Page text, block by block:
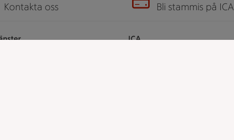
Kontakta oss Bli stammis på ICA
ICA